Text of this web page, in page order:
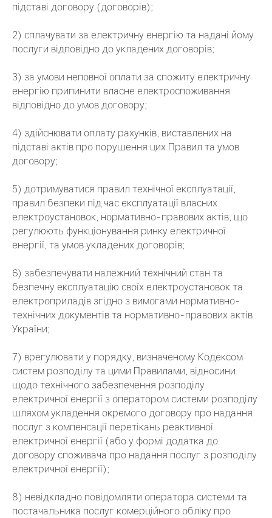
підставі договору (договорів);
2) сплачувати за електричну енергію та надані йому
послуги відповідно до укладених договорів;
3) за умови неповної оплати за спожиту електричну
енергію припинити власне електроспоживання
відповідно до умов договору;
4) здійснювати оплату рахунків, виставлених на
підставі актів про порушення цих Правил та умов
договору;
5) дотримуватися правил технічної експлуатації,
правил безпеки під час експлуатації власних
електроустановок, нормативно-правових актів, що
регулюють функціонування ринку електричної
енергії, та умов укладених договорів;
6) забезпечувати належний технічний стан та
безпечну експлуатацію своїх електроустановок та
електроприладів згідно з вимогами нормативно-
технічних документів та нормативно-правових актів
України;
7) врегулювати у порядку, визначеному Кодексом
систем розподілу та цими Правилами, відносини
щодо технічного забезпечення розподілу
електричної енергії з оператором системи розподілу
шляхом укладення окремого договору про надання
послуг з компенсації перетікань реактивної
електричної енергії (або у формі додатка до
договору споживача про надання послуг з розподілу
електричної енергії);
8) невідкладно повідомляти оператора системи та
постачальника послуг комерційного обліку про